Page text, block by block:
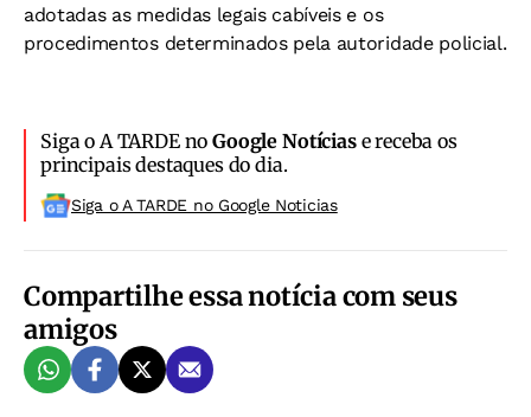
adotadas as medidas legais cabíveis e os
procedimentos determinados pela autoridade policial.
Siga o A TARDE noGoogle Notíciase receba os
principais destaques do dia.
Siga o A TARDE no Google Noticias
Compartilhe essa notícia com seus
amigos